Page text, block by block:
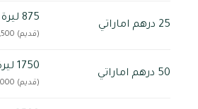
25 درهم اماراتي
875 ليرة سورية
(قديم) 87,500
50 درهم اماراتي
1750 ليرة سورية
(قديم) 175,000